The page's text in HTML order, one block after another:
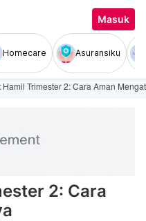
Masuk
Homecare Asuransiku
Hamil Trimester 2: Cara Aman
2: Cara